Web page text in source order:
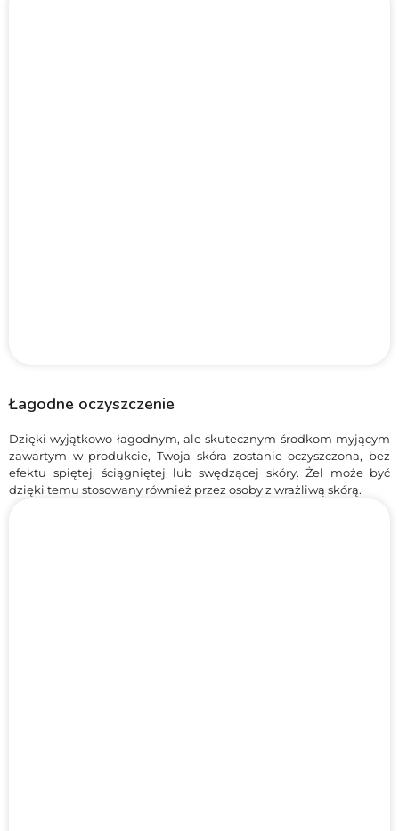
Łagodne oczyszczenie
Dzięki wyjątkowo łagodnym, ale skutecznym środkom myjącym
zawartym w produkcie, Twoja skóra zostanie oczyszczona, bez
efektu spiętej, ściągniętej lub swędzącej skóry. Żel może być
dzięki temu stosowany również przez osoby z wrażliwą skórą.